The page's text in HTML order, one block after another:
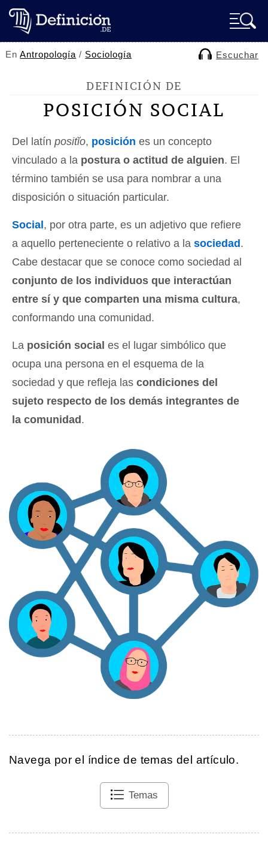
EnAntropología / Sociología Escuchar
DEFINICIÓN DE
POSICIÓN SOCIAL
Del latín positĭo, posición es un concepto
vinculado a la postura o actitud de alguien. El
término también se usa para nombrar a una
disposición o situación particular.
Social , por otra parte, es un adjetivo que refiere
a aquello perteneciente o relativo a la sociedad .
Cabe destacar que se conoce como sociedad al
conjunto de los individuos que interactúan
entre sí y que comparten una misma cultura,
conformando una comunidad.
La posición social es el lugar simbólico que
ocupa una persona en el esquema de la
sociedad y que refleja las condiciones del
sujeto respecto de los demás integrantes de
la comunidad .
Navega por el índice de temas del artículo.
Temas